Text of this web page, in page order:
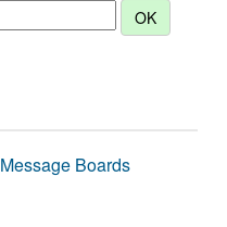
Message Boards